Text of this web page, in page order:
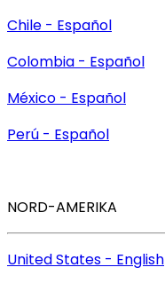
Chile - Español
Colombia - Español
México - Español
Perú - Español
NORD-AMERIKA
United States - English